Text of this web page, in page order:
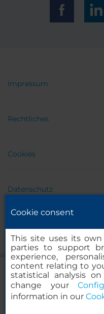
NH Collection
Impressum
Rechtliches
Cookies
Datenschutz
Cookie consent
This site uses its
parties to support
experience,
content relating to
statistical analysis
change your
information in our